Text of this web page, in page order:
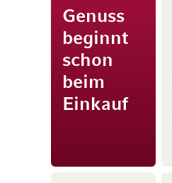
Genuss
beginnt
schon
beim
Einkauf